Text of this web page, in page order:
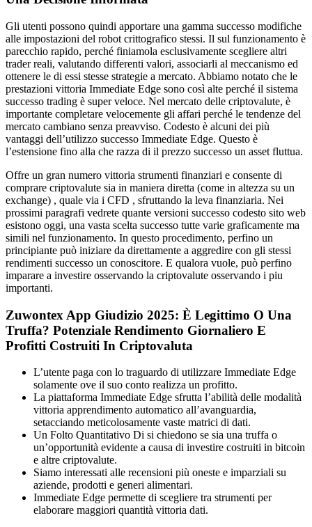
Gli utenti possono quindi apportare una gamma successo modifiche
alle impostazioni del robot crittografico stessi. Il sul funzionamento è
parecchio rapido, perché finiamola esclusivamente scegliere altri
trader reali, valutando differenti valori, associarli al meccanismo ed
ottenere le di essi stesse strategie a mercato. Abbiamo notato che le
prestazioni vittoria Immediate Edge sono così alte perché il sistema
successo trading è super veloce. Nel mercato delle criptovalute, è
importante completare velocemente gli affari perché le tendenze del
mercato cambiano senza preavviso. Codesto è alcuni dei più
vantaggi dell’utilizzo successo Immediate Edge. Questo è
l’estensione fino alla che razza di il prezzo successo un asset fluttua.
Offre un gran numero vittoria strumenti finanziari e consente di
comprare criptovalute sia in maniera diretta (come in altezza su un
exchange) , quale via i CFD , sfruttando la leva finanziaria. Nei
prossimi paragrafi vedrete quante versioni successo codesto sito web
esistono oggi, una vasta scelta successo tutte varie graficamente ma
simili nel funzionamento. In questo procedimento, perfino un
principiante può iniziare da direttamente a aggredire con gli stessi
rendimenti successo un conoscitore. E qualora vuole, può perfino
imparare a investire osservando la criptovalute osservando i piu
importanti.
Zuwontex App Giudizio 2025: È Legittimo O Una
Truffa? Potenziale Rendimento Giornaliero E
Profitti Costruiti In Criptovaluta
L’utente paga con lo traguardo di utilizzare Immediate Edge
solamente ove il suo conto realizza un profitto.
La piattaforma Immediate Edge sfrutta l’abilità delle modalità
vittoria apprendimento automatico all’avanguardia,
setacciando meticolosamente vaste matrici di dati.
Un Folto Quantitativo Di si chiedono se sia una truffa o
un’opportunità evidente a causa di investire costruiti in bitcoin
e altre criptovalute.
Siamo interessati alle recensioni più oneste e imparziali su
aziende, prodotti e generi alimentari.
Immediate Edge permette di scegliere tra strumenti per
elaborare maggiori quantità vittoria dati.